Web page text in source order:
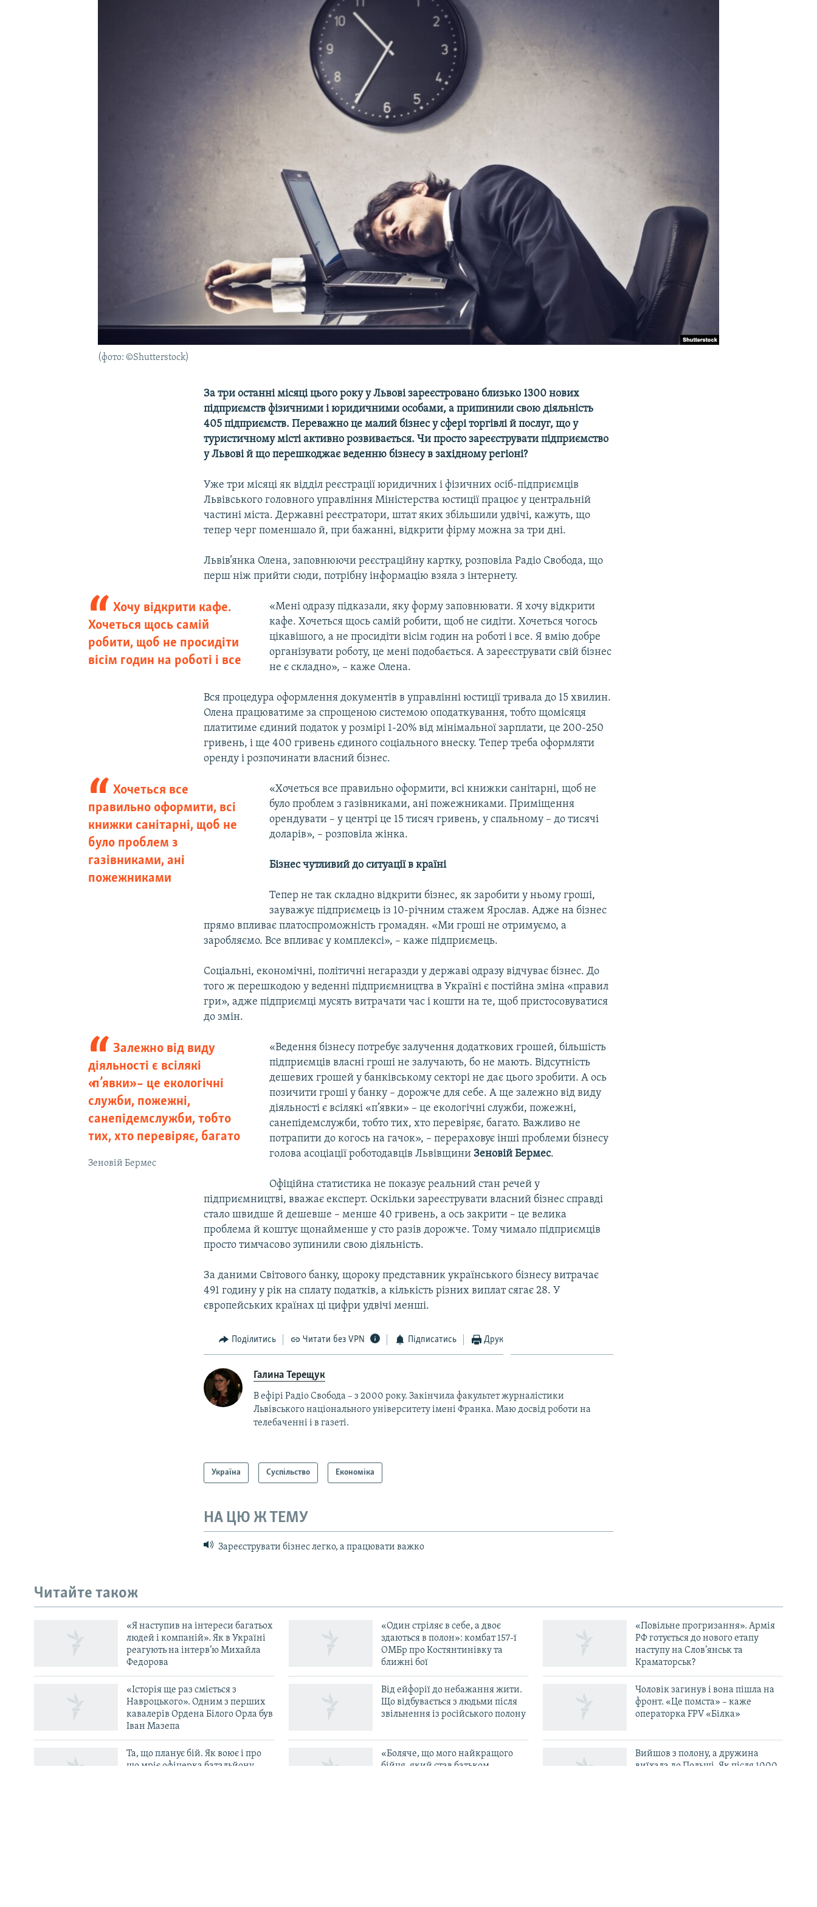
Усі сайти RFE/RL
(фото: ©Shutterstock)
За три останні місяці цього року у Львові зареєстровано близько 1300 нових
підприємств фізичними і юридичними особами, а припинили свою діяльність
405 підприємств. Переважно це малий бізнес у сфері торгівлі й послуг, що у
туристичному місті активно розвивається. Чи просто зареєструвати підприємство
у Львові й що перешкоджає веденню бізнесу в західному регіоні?
Уже три місяці як відділ реєстрації юридичних і фізичних осіб-підприємців
Львівського головного управління Міністерства юстиції працює у центральній
частині міста. Державні реєстратори, штат яких збільшили удвічі, кажуть, що
тепер черг поменшало й, при бажанні, відкрити фірму можна за три дні.
Львів’янка Олена, заповнюючи реєстраційну картку, розповіла Радіо Свобода, що
перш ніж прийти сюди, потрібну інформацію взяла з інтернету.
Хочу відкрити кафе.
Хочеться щось самій
робити, щоб не просидіти
вісім годин на роботі і все
«Мені одразу підказали, яку форму заповнювати. Я хочу відкрити
кафе. Хочеться щось самій робити, щоб не сидіти. Хочеться чогось
цікавішого, а не просидіти вісім годин на роботі і все. Я вмію добре
організувати роботу, це мені подобається. А зареєструвати свій бізнес
не є складно», – каже Олена.
Вся процедура оформлення документів в управлінні юстиції тривала до 15 хвилин.
Олена працюватиме за спрощеною системою оподаткування, тобто щомісяця
платитиме єдиний податок у розмірі 1-20% від мінімальної зарплати, це 200-250
гривень, і ще 400 гривень єдиного соціального внеску. Тепер треба оформляти
оренду і розпочинати власний бізнес.
Хочеться все
правильно оформити, всі
книжки санітарні, щоб не
було проблем з
газівниками, ані
пожежниками
«Хочеться все правильно оформити, всі книжки санітарні, щоб не
було проблем з газівниками, ані пожежниками. Приміщення
орендувати – у центрі це 15 тисяч гривень, у спальному – до тисячі
доларів», – розповіла жінка.
Бізнес чутливий до ситуації в країні
Тепер не так складно відкрити бізнес, як заробити у ньому гроші,
зауважує підприємець із 10-річним стажем Ярослав. Адже на бізнес
прямо впливає платоспроможність громадян. «Ми гроші не отримуємо, а
заробляємо. Все впливає у комплексі», – каже підприємець.
Соціальні, економічні, політичні негаразди у державі одразу відчуває бізнес. До
того ж перешкодою у веденні підприємництва в Україні є постійна зміна «правил
гри», адже підприємці мусять витрачати час і кошти на те, щоб пристосовуватися
до змін.
Залежно від виду
діяльності є всілякі
«п’явки» – це екологічні
служби, пожежні,
санепідемслужби, тобто
тих, хто перевіряє, багато
Зеновій Бермес
«Ведення бізнесу потребує залучення додаткових грошей, більшість
підприємців власні гроші не залучають, бо не мають. Відсутність
дешевих грошей у банківському секторі не дає цього зробити. А ось
позичити гроші у банку – дорожче для себе. А ще залежно від виду
діяльності є всілякі «п’явки» – це екологічні служби, пожежні,
санепідемслужби, тобто тих, хто перевіряє, багато. Важливо не
потрапити до когось на гачок», – перераховує інші проблеми бізнесу
голова асоціації роботодавців Львівщини Зеновій Бермес.
Офіційна статистика не показує реальний стан речей у
підприємництві, вважає експерт. Оскільки зареєструвати власний бізнес справді
стало швидше й дешевше – менше 40 гривень, а ось закрити – це велика
проблема й коштує щонайменше у сто разів дорожче. Тому чимало підприємців
просто тимчасово зупинили свою діяльність.
За даними Світового банку, щороку представник українського бізнесу витрачає
491 годину у рік на сплату податків, а кількість різних виплат сягає 28. У
європейських країнах ці цифри удвічі менші.
Поділитись Читати без VPN Підписатись Друк
Галина Терещук
В ефірі Радіо Свобода – з 2000 року. Закінчила факультет журналістики
Львівського національного університету імені Франка. Маю досвід роботи на
телебаченні і в газеті.
Україна Суспільство Економіка
НА ЦЮ Ж ТЕМУ
Зареєструвати бізнес легко, а працювати важко
Читайте також
«Я наступив на інтереси багатьох
людей і компаній». Як в Україні
реагують на інтерв’ю Михайла
Федорова
«Один стріляє в себе, а двоє
здаються в полон»: комбат 157-ї
ОМБр про Костянтинівку та
ближні бої
«Повільне прогризання». Армія
РФ готується до нового етапу
наступу на Слов’янськ та
Краматорськ?
«Історія ще раз сміється з
Навроцького». Одним з перших
кавалерів Ордена Білого Орла був
Іван Мазепа
Від ейфорії до небажання жити.
Що відбувається з людьми після
звільнення із російського полону
Чоловік загинув і вона пішла на
фронт. «Це помста» – каже
операторка FPV «Білка»
Та, що планує бій. Як воює і про
що мріє офіцерка батальйону
«Боляче, що мого найкращого
бійця, який став батьком-
Вийшов з полону, а дружина
виїхала до Польщі. Як після 1000